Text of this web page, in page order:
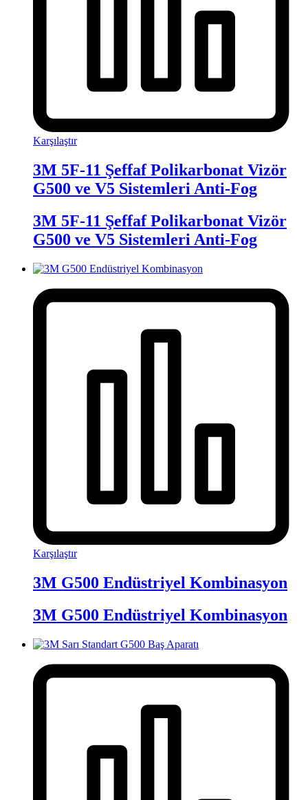
Karşılaştır
3M 5F-11 Şeffaf Polikarbonat Vizör
G500 ve V5 Sistemleri Anti-Fog
3M 5F-11 Şeffaf Polikarbonat Vizör
G500 ve V5 Sistemleri Anti-Fog
Karşılaştır
3M G500 Endüstriyel Kombinasyon
3M G500 Endüstriyel Kombinasyon